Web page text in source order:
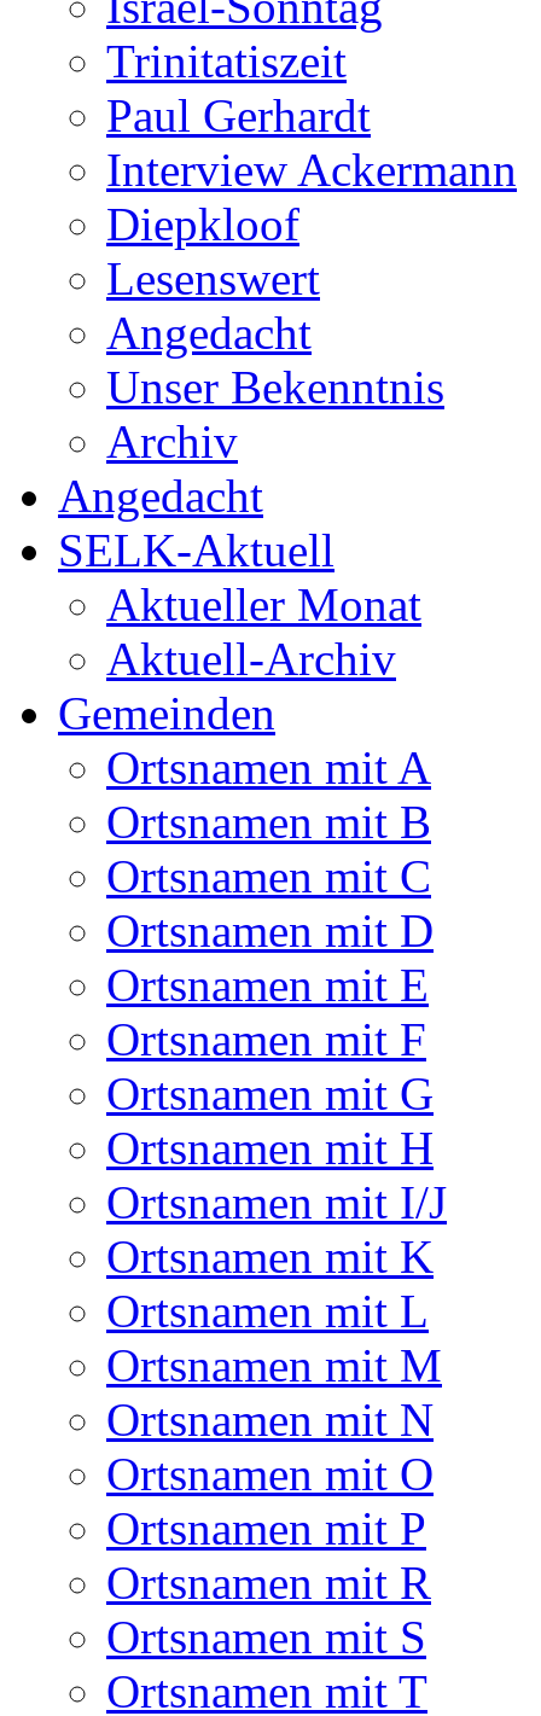
Trinitatiszeit
Paul Gerhardt
Interview Ackermann
Diepkloof
Lesenswert
Angedacht
Unser Bekenntnis
Archiv
Angedacht
SELK-Aktuell
Aktueller Monat
Aktuell-Archiv
Gemeinden
Ortsnamen mit A
Ortsnamen mit B
Ortsnamen mit C
Ortsnamen mit D
Ortsnamen mit E
Ortsnamen mit F
Ortsnamen mit G
Ortsnamen mit H
Ortsnamen mit I/J
Ortsnamen mit K
Ortsnamen mit L
Ortsnamen mit M
Ortsnamen mit N
Ortsnamen mit O
Ortsnamen mit P
Ortsnamen mit R
Ortsnamen mit S
Ortsnamen mit T